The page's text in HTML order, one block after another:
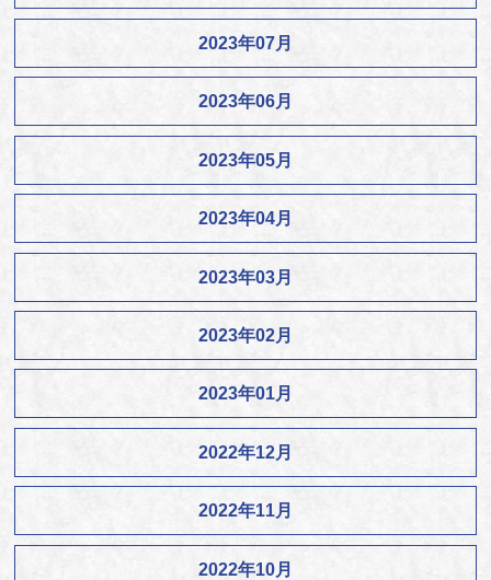
2023年07月
2023年06月
2023年05月
2023年04月
2023年03月
2023年02月
2023年01月
2022年12月
2022年11月
2022年10月